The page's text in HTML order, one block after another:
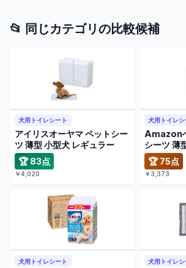
📂 同じカテゴリの比較候補
犬用トイレシート
アイリスオーヤマ ペットシー
ツ 薄型 小型犬 レギュラー
🏆 83点
￥4,020
犬用トイレシ
Amazon
シーツ 薄
…
🏆 75点
￥3,373
犬用トイレシート 犬用トイレシ